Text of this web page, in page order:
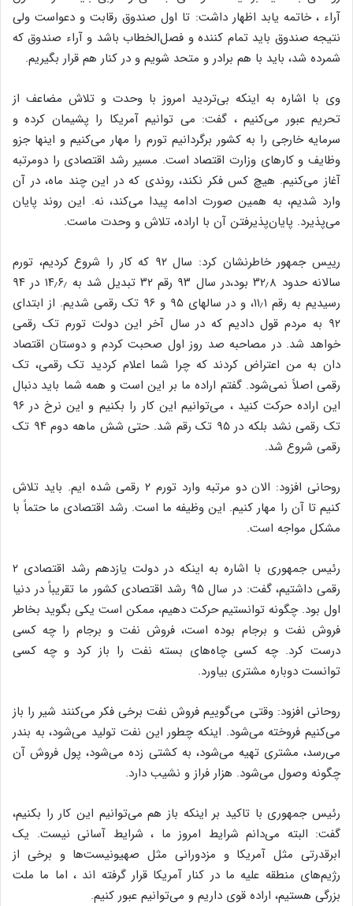
آراء ، خاتمه یابد اظهار داشت: تا اول صندوق رقابت و دعواست ولی
نتیجه صندوق باید تمام کننده و فصل‌الخطاب باشد و آراء صندوق که
شمرده شد، باید با هم برادر و متحد شویم و در کنار هم قرار بگیریم.
وی با اشاره به اینکه بی‌تردید امروز با وحدت و تلاش مضاعف از
تحریم عبور می‌کنیم ، گفت: می توانیم آمریکا را پشیمان کرده و
سرمایه خارجی را به کشور بر‌گردانیم تورم را مهار می‌کنیم و اینها جزو
وظایف و کارهای وزارت اقتصاد است. مسیر رشد اقتصادی را دومرتبه
آغاز می‌کنیم. هیچ کس فکر نکند، روندی که در این چند ماه، در آن
وارد شدیم، به همین صورت ادامه پیدا می‌کند، نه. این روند پایان
می‌پذیرد. پایان‌پذیرفتن آن با اراده، تلاش و وحدت ماست.
رییس جمهور خاطرنشان کرد: سال ۹۲ که کار را شروع کردیم، تورم
سالانه‌ حدود ۳۲٫۸ بود،در سال ۹۳ رقم ۳۲ تبدیل شد به ۱۴٫۶٫ در ۹۴
رسیدیم به رقم ۱۱٫۱، و در سالهای ۹۵ و ۹۶ تک رقمی شدیم. از ابتدای
۹۲ به مردم قول دادیم که در سال آخر این دولت تورم تک رقمی
خواهد شد. در مصاحبه صد روز اول صحبت کردم و دوستان اقتصاد
دان به من اعتراض کردند که چرا شما اعلام کردید تک رقمی، تک
رقمی اصلاً نمی‌شود. گفتم اراده ما بر این است و همه شما باید دنبال
این اراده حرکت کنید ، می‌توانیم این کار را بکنیم و این نرخ در ۹۶
تک رقمی نشد بلکه در ۹۵ تک رقم شد. حتی شش ماهه دوم ۹۴ تک
رقمی شروع شد.
روحانی افزود: الان دو مرتبه وارد تورم ۲ رقمی شده ایم. باید تلاش
کنیم تا آن را مهار کنیم. این وظیفه ما است. رشد اقتصادی ما حتماً با
مشکل مواجه است.
رئیس جمهوری با اشاره به اینکه در دولت یازدهم رشد اقتصادی ۲
رقمی داشتیم، گفت: در سال ۹۵ رشد اقتصادی کشور ما تقریباً در دنیا
اول بود. چگونه توانستیم حرکت دهیم، ممکن است یکی بگوید بخاطر
فروش نفت و برجام بوده است، فروش نفت و برجام را چه کسی
درست کرد. چه کسی چاه‌های بسته نفت را باز کرد و چه کسی
توانست دوباره مشتری بیاورد.
روحانی افزود: وقتی می‌گوییم فروش نفت برخی فکر می‌کنند شیر را باز
می‌کنیم فروخته می‌شود. اینکه چطور این نفت تولید می‌شود، به بندر
می‌رسد، مشتری تهیه می‌شود، به کشتی زده می‌شود، پول فروش آن
چگونه وصول می‌شود. هزار فراز و نشیب دارد.
رئیس جمهوری با تاکید بر اینکه باز هم می‌توانیم این کار را بکنیم،
گفت: البته می‌دانم شرایط امروز ما ، شرایط آسانی نیست. یک
ابرقدرتی مثل آمریکا و مزدورانی مثل صهیونیست‌ها و برخی از
رژیم‌های منطقه علیه ما در کنار آمریکا قرار گرفته اند ، اما ما ملت
بزرگی هستیم، اراده قوی داریم و می‌توانیم عبور کنیم.